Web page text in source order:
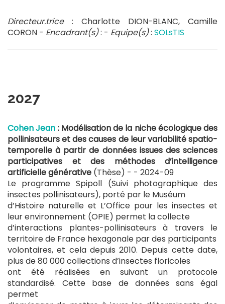
Directeur.trice : Charlotte DION-BLANC, Camille
CORON - Encadrant(s): - Equipe(s): SOLsTIS
2027
Cohen Jean : Modélisation de la niche écologique des
pollinisateurs et des causes de leur variabilité spatio-
temporelle à partir de données issues des sciences
participatives et des méthodes d’intelligence
artificielle générative (Thèse) - - 2024-09
Le programme Spipoll (Suivi photographique des
insectes pollinisateurs), porté par le Muséum
d’Histoire naturelle et L’Office pour les insectes et
leur environnement (OPIE) permet la collecte
d’interactions plantes-pollinisateurs à travers le
territoire de France hexagonale par des participants
volontaires, et cela depuis 2010. Depuis cette date,
plus de 80 000 collections d’insectes floricoles
ont été réalisées en suivant un protocole
standardisé. Cette base de données sans égal
permet